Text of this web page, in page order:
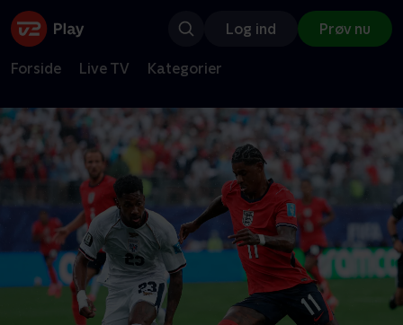
Log ind Prøv nu
Forside Live TV Kategorier